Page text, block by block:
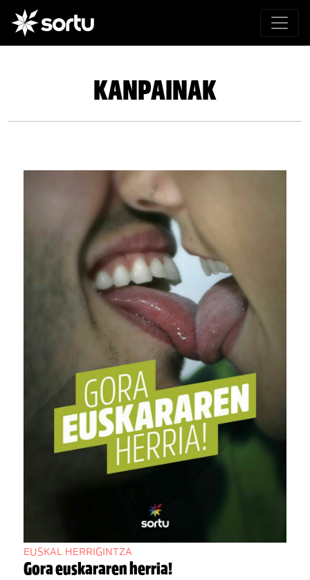
KANPAINAK
EUSKAL HERRIGINTZA
Gora euskararen herria!